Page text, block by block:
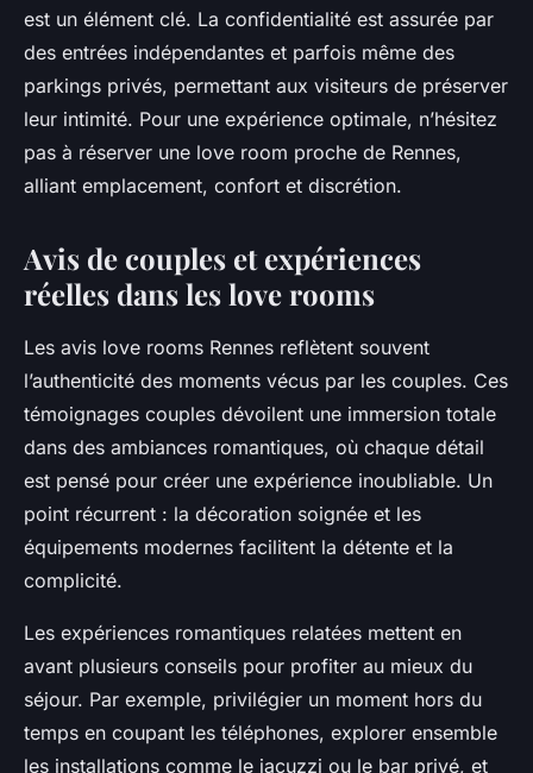
est un élément clé. La confidentialité est assurée par
des entrées indépendantes et parfois même des
parkings privés, permettant aux visiteurs de préserver
leur intimité. Pour une expérience optimale, n’hésitez
pas à réserver une love room proche de Rennes,
alliant emplacement, confort et discrétion.
Avis de couples et expériences
réelles dans les love rooms
Les avis love rooms Rennes reflètent souvent
l’authenticité des moments vécus par les couples. Ces
témoignages couples dévoilent une immersion totale
dans des ambiances romantiques, où chaque détail
est pensé pour créer une expérience inoubliable. Un
point récurrent : la décoration soignée et les
équipements modernes facilitent la détente et la
complicité.
Les expériences romantiques relatées mettent en
avant plusieurs conseils pour profiter au mieux du
séjour. Par exemple, privilégier un moment hors du
temps en coupant les téléphones, explorer ensemble
les installations comme le jacuzzi ou le bar privé, et